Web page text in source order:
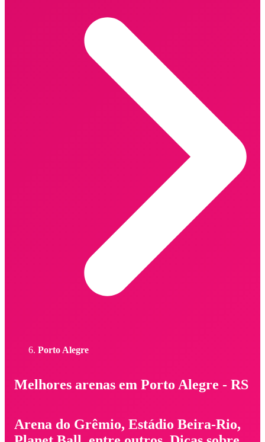
Porto Alegre
Melhores arenas em Porto Alegre - RS
Arena do Grêmio, Estádio Beira-Rio,